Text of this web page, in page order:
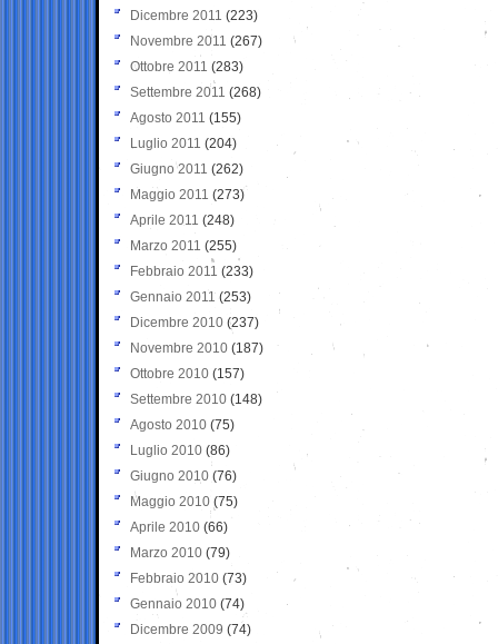
Dicembre 2011 (223)
Novembre 2011 (267)
Ottobre 2011 (283)
Settembre 2011 (268)
Agosto 2011 (155)
Luglio 2011 (204)
Giugno 2011 (262)
Maggio 2011 (273)
Aprile 2011 (248)
Marzo 2011 (255)
Febbraio 2011 (233)
Gennaio 2011 (253)
Dicembre 2010 (237)
Novembre 2010 (187)
Ottobre 2010 (157)
Settembre 2010 (148)
Agosto 2010 (75)
Luglio 2010 (86)
Giugno 2010 (76)
Maggio 2010 (75)
Aprile 2010 (66)
Marzo 2010 (79)
Febbraio 2010 (73)
Gennaio 2010 (74)
Dicembre 2009 (74)